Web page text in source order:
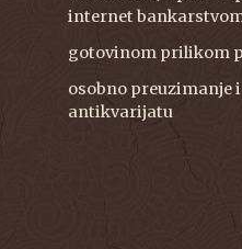
internet
gotovinom prilikom
osobno preuzimanje
antikvarijatu